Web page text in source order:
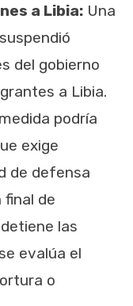
a Libia: Una
del gobierno
a Libia.
podría
exige
de defensa
final de
las
evalúa el
o